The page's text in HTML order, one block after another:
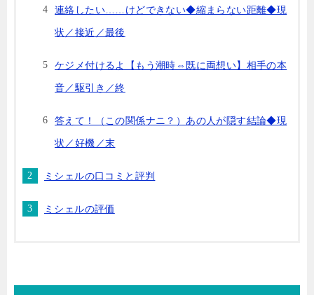
連絡したい……けどできない◆縮まらない距離◆現
状／接近／最後
ケジメ付けるよ【もう潮時⇔既に両想い】相手の本
音／駆引き／終
答えて！（この関係ナニ？）あの人が隠す結論◆現
状／好機／末
ミシェルの口コミと評判
ミシェルの評価